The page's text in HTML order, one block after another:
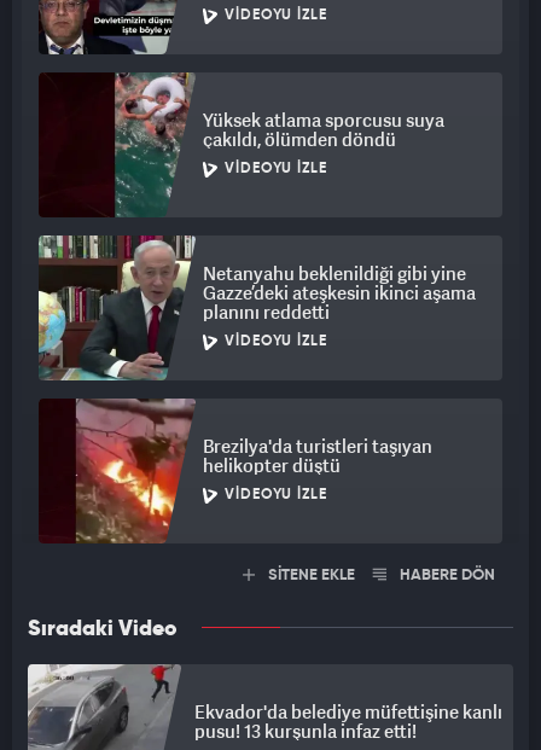
VIDEOYU İZLE
Yüksek atlama sporcusu suya
çakıldı, ölümden döndü
VIDEOYU İZLE
Netanyahu beklenildiği gibi yine
Gazze’deki ateşkesin ikinci aşama
planını reddetti
VIDEOYU İZLE
Brezilya'da turistleri taşıyan
helikopter düştü
VIDEOYU İZLE
SİTENE EKLE HABERE DÖN
Sıradaki Video
Ekvador'da belediye müfettişine kanlı
pusu! 13 kurşunla infaz etti!